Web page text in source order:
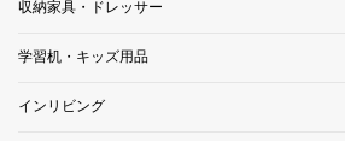
収納家具・ドレッサー
学習机・キッズ用品
インリビング